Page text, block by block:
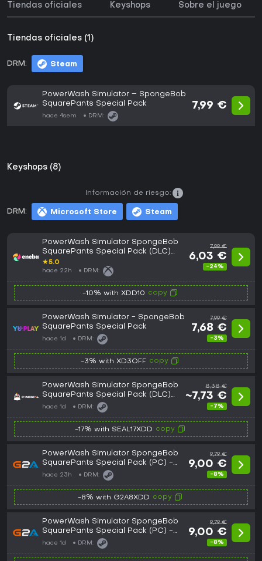
Tiendas oficiales Keyshops Sobre el juego
Tiendas oficiales (1)
DRM: Steam
PowerWash Simulator – SpongeBob
SquarePants Special Pack
hace 4sem DRM:
7,99 €
Keyshops (8)
DRM: Microsoft Store Steam
Información de riesgo:
PowerWash Simulator SpongeBob
SquarePants Special Pack (DLC)
XBOX LIVE Key EUROPE
★5.0
hace 22h DRM:
7,99 €
6,03 €
-24%
-10% with XDD10 copy
PowerWash Simulator - SpongeBob
SquarePants Special Pack
hace 1d DRM:
7,99 €
7,68 €
-3%
-3% with XD3OFF copy
PowerWash Simulator SpongeBob
SquarePants Special Pack (DLC)
(PC) Steam Gift - GLOBAL
hace 1d DRM:
8,38 €
~7,73 €
-7%
-17% with SEAL17XDD copy
PowerWash Simulator SpongeBob
SquarePants Special Pack (PC) -
Steam Gift - EUROPE
hace 23h DRM:
9,79 €
9,00 €
-8%
-8% with G2A8XDD copy
PowerWash Simulator SpongeBob
SquarePants Special Pack (PC) -
Steam Gift - GLOBAL
hace 1d DRM:
9,79 €
9,00 €
-8%